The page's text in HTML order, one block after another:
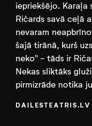
iepriekšējo. Karaļa
Ričards savā ceļā
nevaram
šajā tirānā, kurš
neko" - tāds ir
Nekas sliktāks
pirmizrāde notika
DAILESTEATRIS.LV